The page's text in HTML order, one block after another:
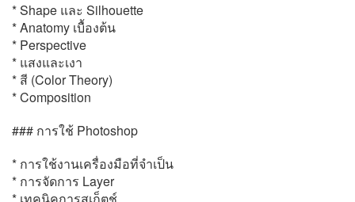
* Shape และ Silhouette
* Anatomy เบื้องต้น
* Perspective
* แสงและเงา
* สี (Color Theory)
* Composition
### การใช้ Photoshop
* การใช้งานเครื่องมือที่จำเป็น
* การจัดการ Layer